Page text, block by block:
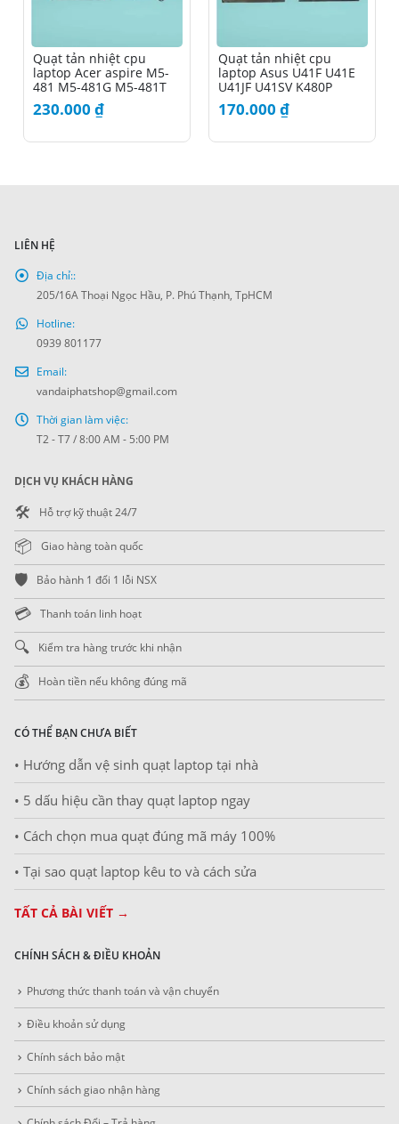
Quạt tản nhiệt cpu
laptop Acer aspire M5-
481 M5-481G M5-481T
X483G
230.000 ₫
Quạt tản nhiệt cpu
laptop Asus U41F U41E
U41JF U41SV K480P
170.000 ₫
LIÊN HỆ
Địa chỉ::
205/16A Thoại Ngọc Hầu, P. Phú Thạnh, TpHCM
Hotline:
0939 801177
Email:
vandaiphatshop@gmail.com
Thời gian làm việc:
T2 - T7 / 8:00 AM - 5:00 PM
DỊCH VỤ KHÁCH HÀNG
🛠️ Hỗ trợ kỹ thuật 24/7
📦 Giao hàng toàn quốc
🛡️ Bảo hành 1 đổi 1 lỗi NSX
💳 Thanh toán linh hoạt
🔍 Kiểm tra hàng trước khi nhận
💰 Hoàn tiền nếu không đúng mã
CÓ THỂ BẠN CHƯA BIẾT
• Hướng dẫn vệ sinh quạt laptop tại nhà
• 5 dấu hiệu cần thay quạt laptop ngay
• Cách chọn mua quạt đúng mã máy 100%
• Tại sao quạt laptop kêu to và cách sửa
TẤT CẢ BÀI VIẾT →
CHÍNH SÁCH & ĐIỀU KHOẢN
Phương thức thanh toán và vận chuyển
Điều khoản sử dụng
Chính sách bảo mật
Chính sách giao nhận hàng